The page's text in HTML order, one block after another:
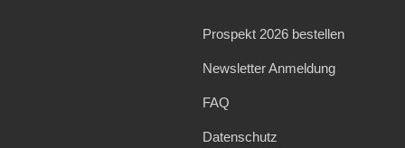
Prospekt 2026 bestellen
Newsletter Anmeldung
FAQ
Datenschutz